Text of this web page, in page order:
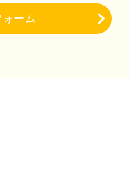
ーム